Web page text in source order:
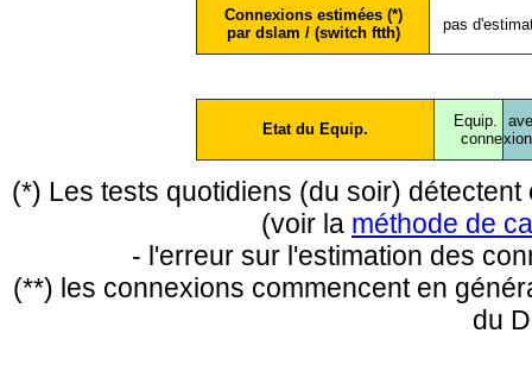
Connexions estimées (*)
par dslam / (switch ftth)
pas
Etat du Equip.
Equip.
conne
(*) Les tests quotidiens (du soir)
(voir la méthode de
- l'erreur sur l'estimation des
(**) les connexions commencent en
du